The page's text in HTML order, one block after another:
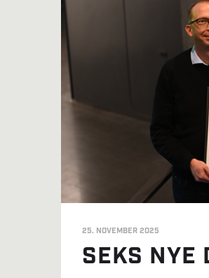
25. NOVEMBER 2025
SEKS NYE